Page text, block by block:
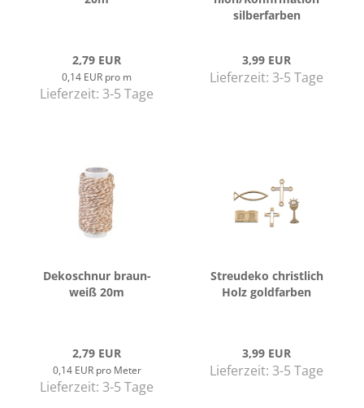
2,79 EUR
0,14 EUR pro m
Lieferzeit: 3-5 Tage
sil­ber­far­ben
3,99 EUR
Lieferzeit: 3-5 Tage
De­ko­schnur braun-​​
weiß 20m
2,79 EUR
0,14 EUR pro Meter
Lieferzeit: 3-5 Tage
Streu­de­ko christ­lich
Holz gold­far­ben
3,99 EUR
Lieferzeit: 3-5 Tage